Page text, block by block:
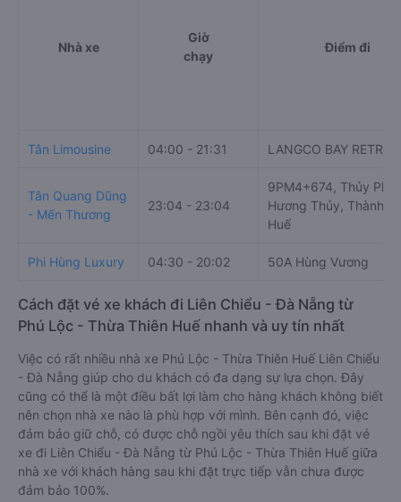
Nhà xe
Giờ
chạy
Điểm đi
Tân Limousine 04:00 - 21:31 LANGCO BAY
Tân Quang Dũng
- Mến Thương
23:04 - 23:04
9PM4+674, Thủy Phù,
Hương Thủy, Thành
Huế
Phi Hùng Luxury 04:30 - 20:02 50A Hùng Vương
Cách đặt vé xe khách đi Liên Chiểu - Đà Nẵng từ
Phú Lộc - Thừa Thiên Huế nhanh và uy tín nhất
Việc có rất nhiều nhà xe Phú Lộc - Thừa Thiên Huế Liên Chiểu
- Đà Nẵng giúp cho du khách có đa dạng sự lựa chọn. Đây
cũng có thể là một điều bất lợi làm cho hàng khách không biết
nên chọn nhà xe nào là phù hợp với mình. Bên cạnh đó, việc
đảm bảo giữ chỗ, có được chỗ ngồi yêu thích sau khi đặt vé
xe đi Liên Chiểu - Đà Nẵng từ Phú Lộc - Thừa Thiên Huế giữa
nhà xe với khách hàng sau khi đặt trực tiếp vẫn chưa được
đảm bảo 100%.